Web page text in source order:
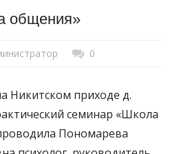
БЛАГОЧИНИЕ
общения»
0
Никитском приходе д.
семинар «Школа
Пономарева